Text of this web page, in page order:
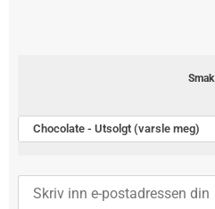
Smak
Chocolate - Utsolgt (varsle meg)